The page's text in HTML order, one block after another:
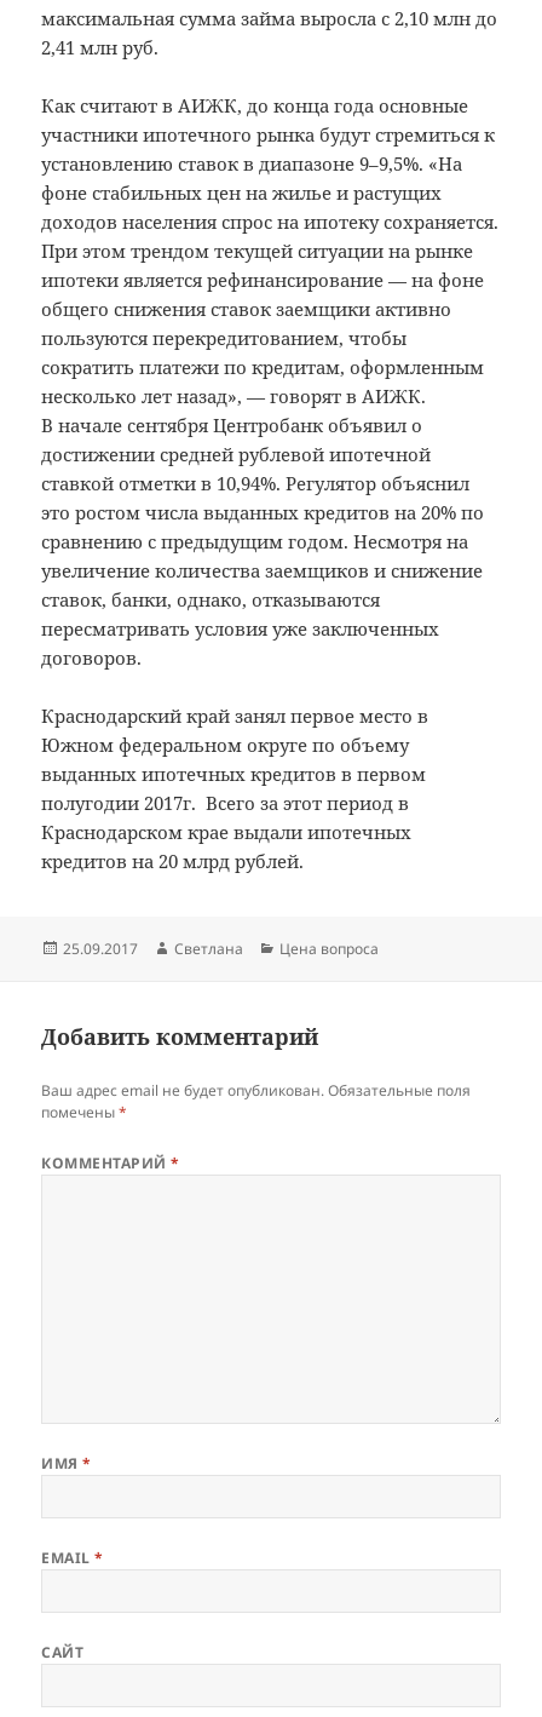
максимальная сумма займа выросла с 2,10 млн до
2,41 млн руб.
Как считают в АИЖК, до конца года основные
участники ипотечного рынка будут стремиться к
установлению ставок в диапазоне 9–9,5%. «На
фоне стабильных цен на жилье и растущих
доходов населения спрос на ипотеку сохраняется.
При этом трендом текущей ситуации на рынке
ипотеки является рефинансирование — на фоне
общего снижения ставок заемщики активно
пользуются перекредитованием, чтобы
сократить платежи по кредитам, оформленным
несколько лет назад», — говорят в АИЖК.
В начале сентября Центробанк объявил о
достижении средней рублевой ипотечной
ставкой отметки в 10,94%. Регулятор объяснил
это ростом числа выданных кредитов на 20% по
сравнению с предыдущим годом. Несмотря на
увеличение количества заемщиков и снижение
ставок, банки, однако, отказываются
пересматривать условия уже заключенных
договоров.
Краснодарский край занял первое место в
Южном федеральном округе по объему
выданных ипотечных кредитов в первом
полугодии 2017г. Всего за этот период в
Краснодарском крае выдали ипотечных
кредитов на 20 млрд рублей.
Опубликовано
25.09.2017 Автор
Светлана Рубрики
Цена вопроса
Добавить комментарий
Ваш адрес email не будет опубликован. Обязательные поля
помечены*
КОММЕНТАРИЙ*
ИМЯ*
EMAIL*
САЙТ